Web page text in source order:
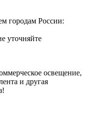
городам России:
уточняйте
освещение,
и другая